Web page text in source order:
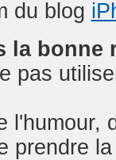
du blog
la bonne
pas
l'humour,
prendre